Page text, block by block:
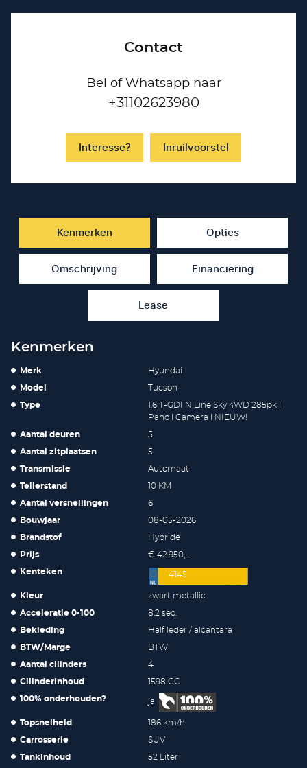
Contact
Bel of Whatsapp naar
+31102623980
Interesse? Inruilvoorstel
Kenmerken Opties
Omschrijving Financiering
Lease
Kenmerken
Merk Hyundai
Model Tucson
Type
1.6 T-GDI N Line Sky 4WD 285pk l
Pano l Camera l NIEUW!
Aantal deuren 5
Aantal zitplaatsen 5
Transmissie Automaat
Tellerstand 10 KM
Aantal versnellingen 6
Bouwjaar 08-05-2026
Brandstof Hybride
Prijs € 42.950,-
Kenteken 4145
Kleur zwart metallic
Acceleratie 0-100 8.2 sec.
Bekleding Half leder / alcantara
BTW/Marge BTW
Aantal cilinders 4
Cilinderinhoud 1598 CC
100% onderhouden? ja
Topsnelheid 186 km/h
Carrosserie SUV
Tankinhoud 52 Liter